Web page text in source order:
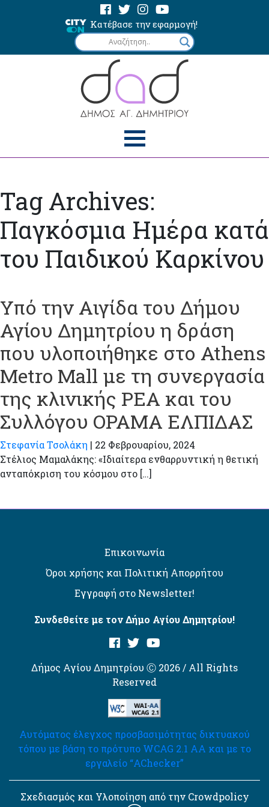
Κατέβασε την εφαρμογή!
Tag Archives:
Παγκόσμια Ημέρα κατά
του Παιδικού Καρκίνου
Υπό την Αιγίδα του Δήμου
Αγίου Δημητρίου η δράση
που υλοποιήθηκε στο Athens
Metro Mall με τη συνεργασία
της κλινικής ΡΕΑ και του
Συλλόγου ΟΡΑΜΑ ΕΛΠΙΔΑΣ
Στεφανία Τσολάκη | 22 Φεβρουαρίου, 2024
Στέλιος Μαμαλάκης: «Ιδιαίτερα ενθαρρυντική η θετική
ανταπόκριση του κόσμου στο […]
Επικοινωνία
Όροι χρήσης και Πολιτική Απορρήτου
Εγγραφή στο Newsletter!
Συνδεθείτε με τον Δήμο Αγίου Δημητρίου!
Δήμος Αγίου Δημητρίου Ⓒ 2026 / All Rights
Reserved
Αυτόματος έλεγχος προσβασιμότητας δικτυακού
τόπου με βάση το πρότυπο WCAG 2.1 AA και με το
εργαλείο “AChecker”
Σχεδιασμός και Υλοποίηση από την Crowdpolicy